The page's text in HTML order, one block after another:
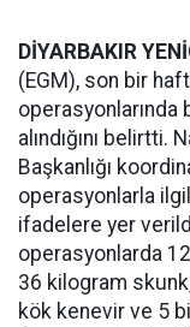
DİYARBAKIR
(EGM), son bir
operasyonlarında
alındığını
Başkanlığı
operasyonlarla
ifadelere yer
operasyonlarda
36 kilogram
kök kenevir ve 5